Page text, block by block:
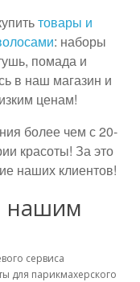
товары и
: наборы
помада и
в наш магазин и
ценам!
более чем с 20-
красоты! За это
наших клиентов!
нашим
сервиса
для парикмахерского